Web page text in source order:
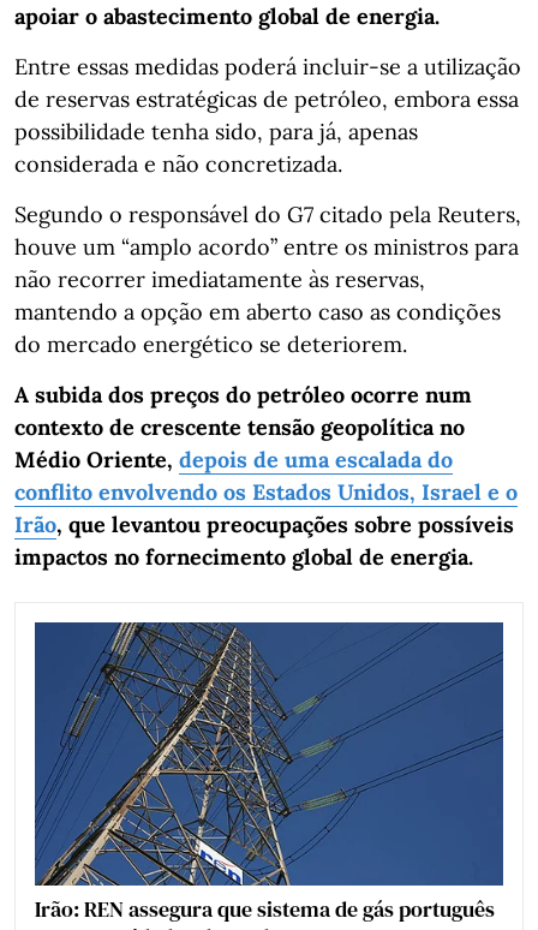
apoiar o abastecimento global de energia.
Entre essas medidas poderá incluir-se a utilização
de reservas estratégicas de petróleo, embora essa
possibilidade tenha sido, para já, apenas
considerada e não concretizada.
Segundo o responsável do G7 citado pela Reuters,
houve um “amplo acordo” entre os ministros para
não recorrer imediatamente às reservas,
mantendo a opção em aberto caso as condições
do mercado energético se deteriorem.
A subida dos preços do petróleo ocorre num
contexto de crescente tensão geopolítica no
Médio Oriente, depois de uma escalada do
conflito envolvendo os Estados Unidos, Israel e o
Irão, que levantou preocupações sobre possíveis
impactos no fornecimento global de energia.
Irão: REN assegura que sistema de gás português